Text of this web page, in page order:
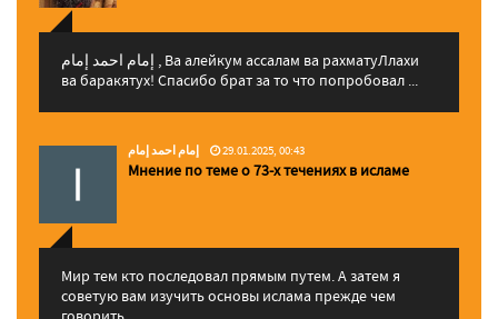
إمام احمد إمام , Ва алейкум ассалам ва рахматуЛлахи
ва баракятух! Спасибо брат за то что попробовал ...
إمام احمد إمام 29.01.2025, 00:43
Мнение по теме о 73-х течениях в исламе
Мир тем кто последовал прямым путем. А затем я
советую вам изучить основы ислама прежде чем